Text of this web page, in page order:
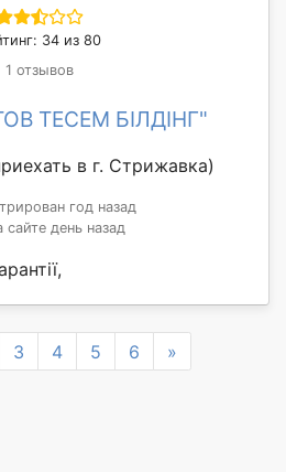
34 из 80
1 отзывов
ТЕСЕМ БІЛДІНГ"
в г. Стрижавка)
год назад
сайте день назад
3 4 5 6 »